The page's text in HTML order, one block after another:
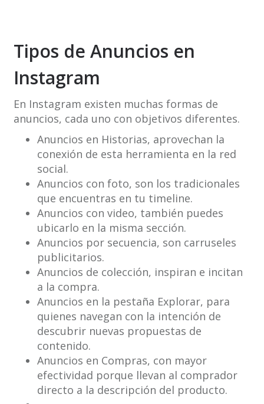
Tipos de Anuncios en
Instagram
En Instagram existen muchas formas de
anuncios, cada uno con objetivos diferentes.
Anuncios en Historias, aprovechan la
conexión de esta herramienta en la red
social.
Anuncios con foto, son los tradicionales
que encuentras en tu timeline.
Anuncios con video, también puedes
ubicarlo en la misma sección.
Anuncios por secuencia, son carruseles
publicitarios.
Anuncios de colección, inspiran e incitan
a la compra.
Anuncios en la pestaña Explorar, para
quienes navegan con la intención de
descubrir nuevas propuestas de
contenido.
Anuncios en Compras, con mayor
efectividad porque llevan al comprador
directo a la descripción del producto.